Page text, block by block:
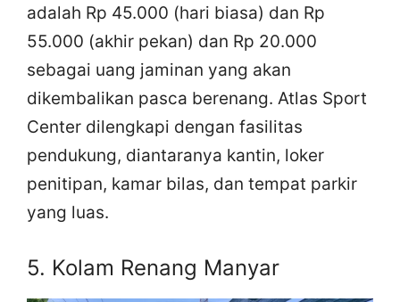
adalah Rp 45.000 (hari biasa) dan Rp
55.000 (akhir pekan) dan Rp 20.000
sebagai uang jaminan yang akan
dikembalikan pasca berenang. Atlas Sport
Center dilengkapi dengan fasilitas
pendukung, diantaranya kantin, loker
penitipan, kamar bilas, dan tempat parkir
yang luas.
5. Kolam Renang Manyar